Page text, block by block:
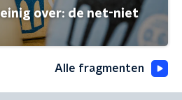
over: de net-niet
Alle fragmenten